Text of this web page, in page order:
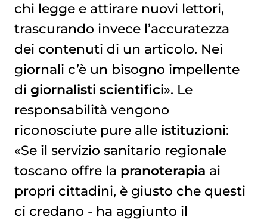
chi legge e attirare nuovi lettori,
trascurando invece l’accuratezza
dei contenuti di un articolo. Nei
giornali c’è un bisogno impellente
di giornalisti scientifici». Le
responsabilità vengono
riconosciute pure alle istituzioni:
«Se il servizio sanitario regionale
toscano offre la pranoterapia ai
propri cittadini, è giusto che questi
ci credano - ha aggiunto il